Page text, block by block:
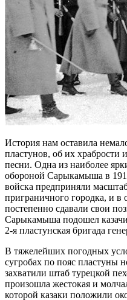
История нам оставила
пластунов, об их храбрости
песни. Одна из наиболее
обороной Сарыкамыша в
войска предприняли
приграничного городка, и в
постепенно сдавали свои
Сарыкамыша подошел
2-я пластунская бригада
В тяжелейших погодных
сугробах по пояс пластуны
захватили штаб турецкой
произошла жестокая и
которой казаки положили